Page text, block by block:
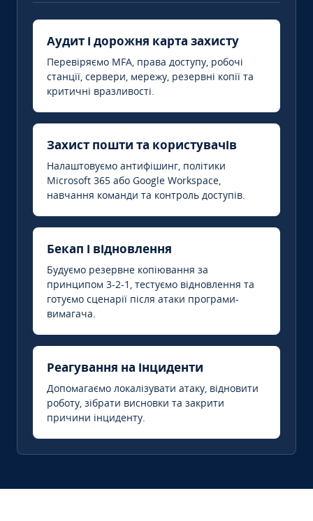
Аудит і дорожня карта захисту
Перевіряємо MFA, права доступу, робочі
станції, сервери, мережу, резервні копії та
критичні вразливості.
Захист пошти та користувачів
Налаштовуємо антифішинг, політики
Microsoft 365 або Google Workspace,
навчання команди та контроль доступів.
Бекап і відновлення
Будуємо резервне копіювання за
принципом 3-2-1, тестуємо відновлення та
готуємо сценарії після атаки програми-
вимагача.
Реагування на інциденти
Допомагаємо локалізувати атаку, відновити
роботу, зібрати висновки та закрити
причини інциденту.